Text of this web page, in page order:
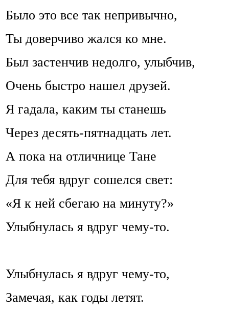
Было это все так непривычно,
Ты доверчиво жался ко мне.
Был застенчив недолго, улыбчив,
Очень быстро нашел друзей.
Я гадала, каким ты станешь
Через десять-пятнадцать лет.
А пока на отличнице Тане
Для тебя вдруг сошелся свет:
«Я к ней сбегаю на минуту?»
Улыбнулась я вдруг чему-то.
Улыбнулась я вдруг чему-то,
Замечая, как годы летят.